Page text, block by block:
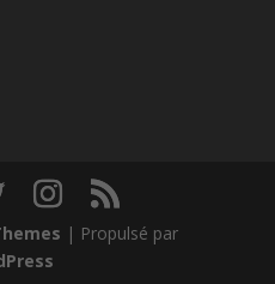
| Propulsé par